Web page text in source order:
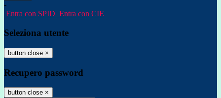
-
Entra con SPID Entra con CIE
Seleziona utente
button close ×
Recupero password
button close ×